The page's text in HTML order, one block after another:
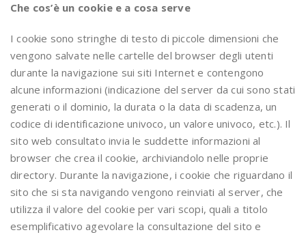
Che cos’è un cookie e a cosa serve
I cookie sono stringhe di testo di piccole dimensioni che
vengono salvate nelle cartelle del browser degli utenti
durante la navigazione sui siti Internet e contengono
alcune informazioni (indicazione del server da cui sono stati
generati o il dominio, la durata o la data di scadenza, un
codice di identificazione univoco, un valore univoco, etc.). Il
sito web consultato invia le suddette informazioni al
browser che crea il cookie, archiviandolo nelle proprie
directory. Durante la navigazione, i cookie che riguardano il
sito che si sta navigando vengono reinviati al server, che
utilizza il valore del cookie per vari scopi, quali a titolo
esemplificativo agevolare la consultazione del sito e